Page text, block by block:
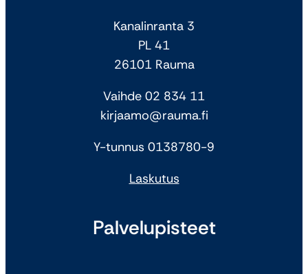
Kanalinranta 3
PL 41
26101 Rauma
Vaihde 02 834 11
kirjaamo@rauma.fi
Y-tunnus 0138780-9
Laskutus
Palvelupisteet